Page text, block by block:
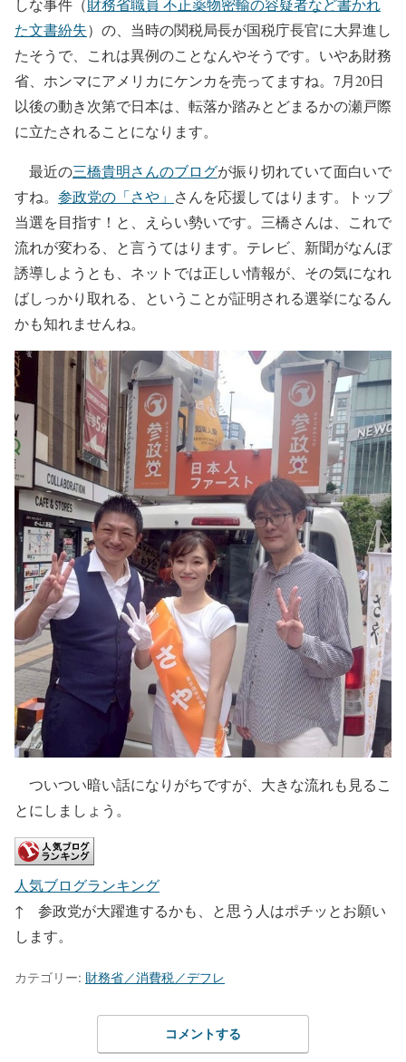
しな事件（財務省職員 不正薬物密輸の容疑者など書かれ
た文書紛失）の、当時の関税局長が国税庁長官に大昇進し
たそうで、これは異例のことなんやそうです。いやあ財務
省、ホンマにアメリカにケンカを売ってますね。7月20日
以後の動き次第で日本は、転落か踏みとどまるかの瀬戸際
に立たされることになります。
最近の三橋貴明さんのブログが振り切れていて面白いで
すね。 参政党の「さや」 さんを応援してはります。トップ
当選を目指す！と、えらい勢いです。三橋さんは、これで
流れが変わる、と言うてはります。テレビ、新聞がなんぼ
誘導しようとも、ネットでは正しい情報が、その気になれ
ばしっかり取れる、ということが証明される選挙になるん
かも知れませんね。
ついつい暗い話になりがちですが、大きな流れも見るこ
とにしましょう。
人気ブログランキング
↑ 参政党が大躍進するかも、と思う人はポチッとお願い
します。
カテゴリー: 財務省／消費税／デフレ
コメントする